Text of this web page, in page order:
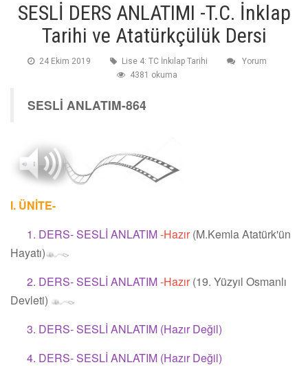
SESLİ DERS ANLATIMI -T.C. İnklap
Tarihi ve Atatürkçülük Dersi
24 Ekim 2019 Lise 4: TC İnkılap Tarihi
Yorum
4381 okuma
SESLİ ANLATIM-864
I. ÜNİTE-
1. DERS- SESLİ ANLATIM-Hazır(M.Kemla Atatürk'ün
Hayatı)
2. DERS- SESLİ ANLATIM-Hazır(19. Yüzyıl Osmanlı
Devleti)
3. DERS- SESLİ ANLATIM (Hazır Değil)
4. DERS- SESLİ ANLATIM (Hazır Değil)